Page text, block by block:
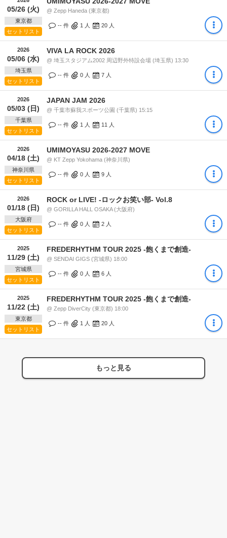
05/26 (火)
東京都
セットリスト
@ Zepp Haneda (東京都)
-- 件 1 人 20 人
2026
05/06 (水)
埼玉県
セットリスト
VIVA LA ROCK 2026
@ 埼玉スタジアム2002 周辺野外特設会場 (埼玉県) 13:30
-- 件 0 人 7 人
2026
05/03 (日)
千葉県
セットリスト
JAPAN JAM 2026
@ 千葉市蘇我スポーツ公園 (千葉県) 15:15
-- 件 1 人 11 人
2026
04/18 (土)
神奈川県
セットリスト
UMIMOYASU 2026-2027 MOVE
@ KT Zepp Yokohama (神奈川県)
-- 件 0 人 9 人
2026
01/18 (日)
大阪府
セットリスト
ROCK or LIVE! -ロックお笑い部- Vol.8
@ GORILLA HALL OSAKA (大阪府)
-- 件 0 人 2 人
2025
11/29 (土)
宮城県
セットリスト
FREDERHYTHM TOUR 2025 -飽くまで創造-
@ SENDAI GIGS (宮城県) 18:00
-- 件 0 人 6 人
2025
11/22 (土)
東京都
セットリスト
FREDERHYTHM TOUR 2025 -飽くまで創造-
@ Zepp DiverCity (東京都) 18:00
-- 件 1 人 20 人
もっと見る